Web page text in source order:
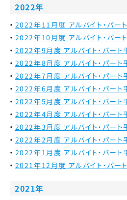
2022年
2022年11月度 アルバイト・パー
2022年10月度 アルバイト・パー
2022年9月度 アルバイト・パート
2022年8月度 アルバイト・パート
2022年7月度 アルバイト・パート
2022年6月度 アルバイト・パート
2022年5月度 アルバイト・パート
2022年4月度 アルバイト・パート
2022年3月度 アルバイト・パート
2022年2月度 アルバイト・パート
2022年1月度 アルバイト・パート
2021年12月度 アルバイト・パー
2021年